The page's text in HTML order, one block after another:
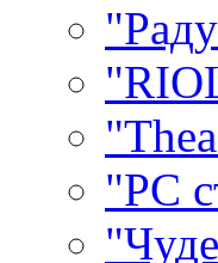
"РС